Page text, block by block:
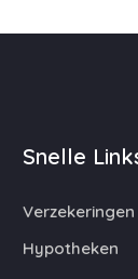
Snelle
Verzekeringen
Hypotheken